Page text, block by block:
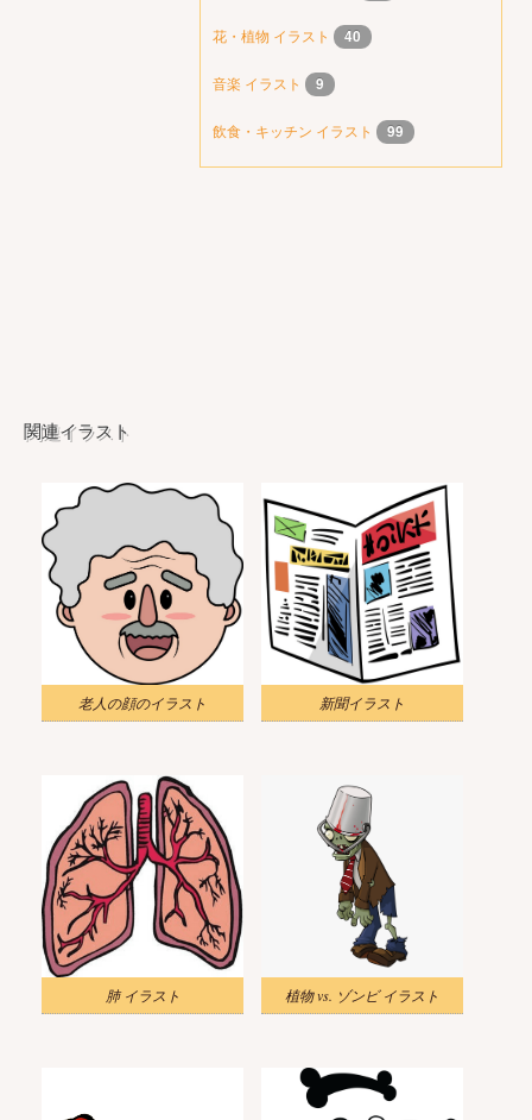
花・植物 イラスト 40
音楽 イラスト 9
飲食・キッチン イラスト 99
関連イラスト
老人の顔のイラスト 新聞イラスト
肺 イラスト 植物 vs. ゾンビ イラスト